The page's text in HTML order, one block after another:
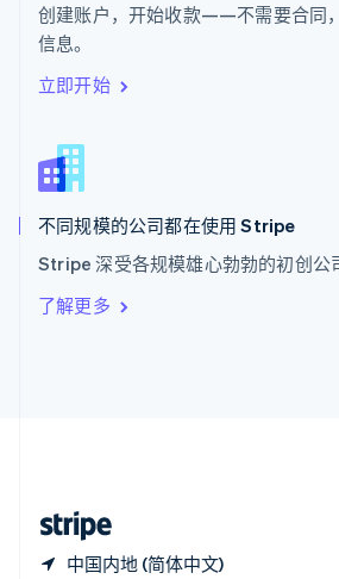
创建账户，开始收款——不需要合同
信息。
立即开始
不同规模的公司都在使用 Stripe
Stripe 深受各规模雄心勃勃的初创公
了解更多
中国内地 (简体中文)
English
西班牙
Español
新加坡
新西兰
English
匈牙利
English
ItalianoEnglish
印度
English